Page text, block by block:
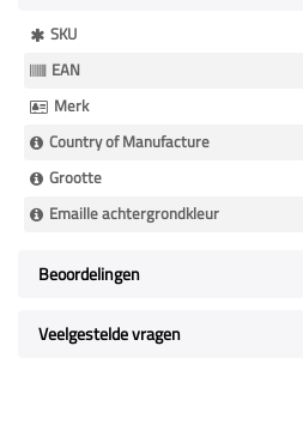
Meer
Informatie
SKU
EAN
Merk
Country of Manufacture
Grootte
Emaille achtergrondkleur
Beoordelingen
Veelgestelde vragen